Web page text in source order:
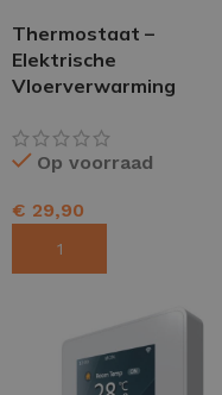
Thermostaat –
Elektrische
Vloerverwarming
Op voorraad
€ 29,90